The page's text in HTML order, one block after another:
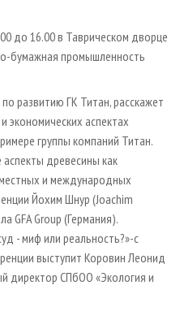
до 16.00 в Таврическом дворце
бумажная промышленность
развитию ГК Титан, расскажет
экономических аспектах
группы компаний Титан.
древесины как
местных и международных
Йохим Шнур (Joachim
GFA Group (Германия).
- миф или реальность?»-с
выступит Коровин Леонид
директор СПбОО «Экология и